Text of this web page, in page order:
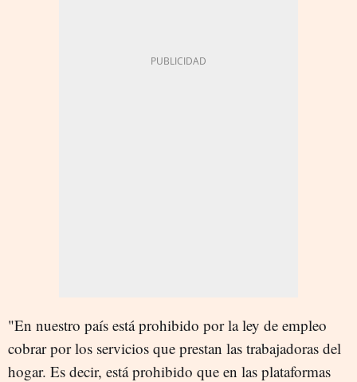
"En nuestro país está prohibido por la ley de empleo
cobrar por los servicios que prestan las trabajadoras del
hogar. Es decir, está prohibido que en las plataformas